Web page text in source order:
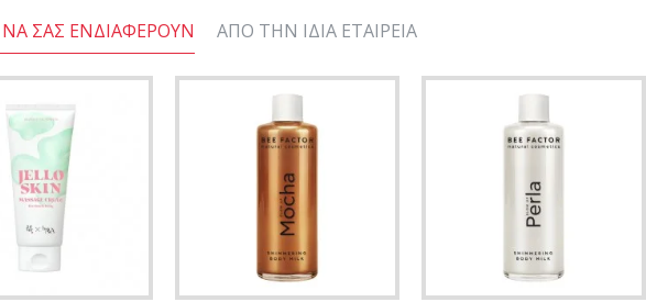
ΣΑΣ ΕΝΔΙΑΦΈΡΟΥΝ ΑΠΌ ΤΗΝ ΊΔΙΑ ΕΤΑΙΡΕΊΑ